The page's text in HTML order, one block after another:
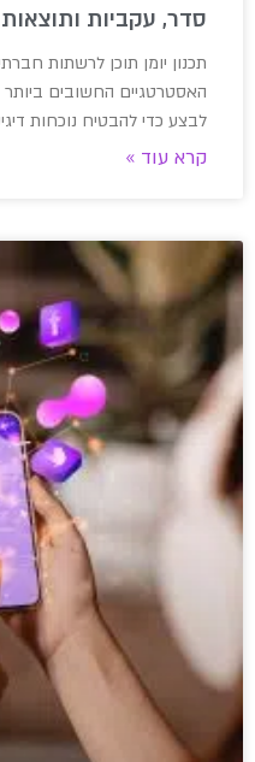
סדר, עקביות ותוצאות
תכנון יומן תוכן לרשתות
האסטרטגיים החשובים ביותר
לבצע כדי להבטיח נוכחות
קרא עוד »